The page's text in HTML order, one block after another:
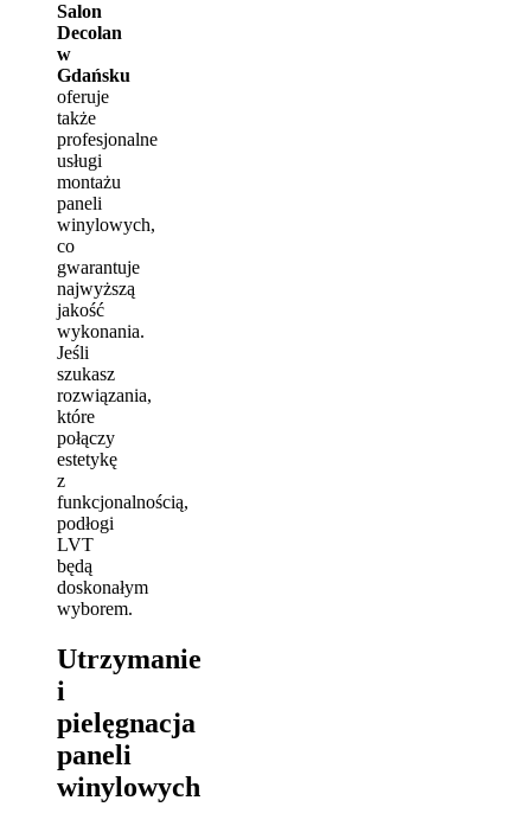
Salon
Decolan
w
Gdańsku
oferuje
także
profesjonalne
usługi
montażu
paneli
winylowych,
co
gwarantuje
najwyższą
jakość
wykonania.
Jeśli
szukasz
rozwiązania,
które
połączy
estetykę
z
funkcjonalnością,
podłogi
LVT
będą
doskonałym
wyborem.
Utrzymanie
i
pielęgnacja
paneli
winylowych